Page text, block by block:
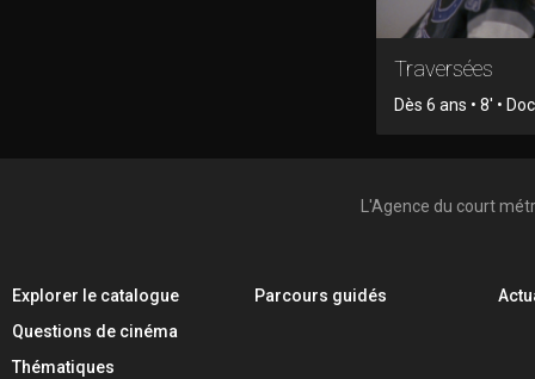
Traversées
Dès 6 ans • 8' •
L'Agence du court
Explorer le catalogue
Questions de cinéma
Thématiques
Parcours guidés